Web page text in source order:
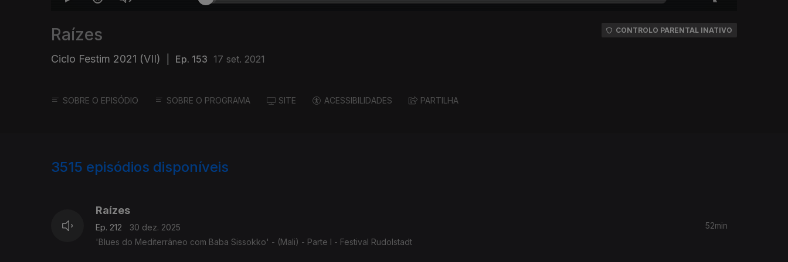
Raízes
Ciclo Festim 2021 (VII) Ep. 153 17 set. 2021
CONTROLO PARENTAL INATIVO
SOBRE O EPISÓDIO SOBRE O PROGRAMA SITE ACESSIBILIDADES PARTILHA
3515 episódios disponíveis
Raízes
Ep. 212
30 dez. 2025
'Blues do Mediterrâneo com Baba Sissokko' - (Mali) - Parte I - Festival Rudolstadt
52min